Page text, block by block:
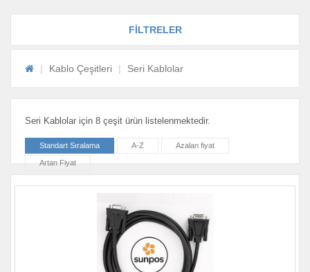
FİLTRELER
Kablo Çeşitleri Seri Kablolar
Seri Kablolar için 8 çeşit ürün listelenmektedir.
Standart Sıralama A-Z Azalan fiyat
Artan Fiyat